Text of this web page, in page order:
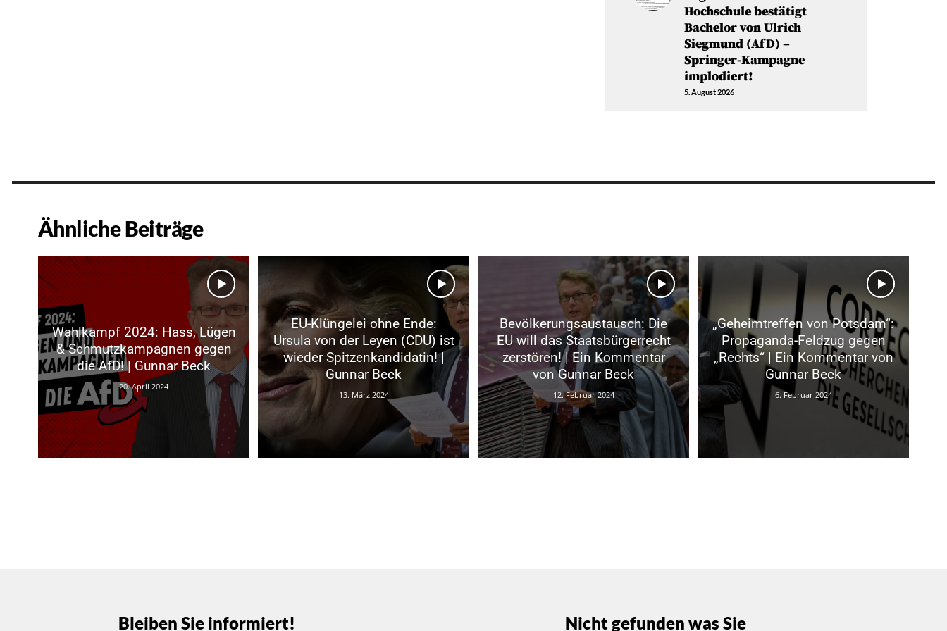
Hochschule bestätigt
Bachelor von Ulrich
Siegmund (AfD) –
Springer-Kampagne
implodiert!
5. August 2026
Ähnliche Beiträge
Wahlkampf 2024: Hass, Lügen
& Schmutzkampagnen gegen
die AfD! | Gunnar Beck
20. April 2024
EU-Klüngelei ohne Ende:
Ursula von der Leyen (CDU) ist
wieder Spitzenkandidatin! |
Gunnar Beck
13. März 2024
Bevölkerungsaustausch: Die
EU will das Staatsbürgerrecht
zerstören! | Ein Kommentar
von Gunnar Beck
12. Februar 2024
„Geheimtreffen von Potsdam“:
Propaganda-Feldzug gegen
„Rechts“ | Ein Kommentar von
Gunnar Beck
6. Februar 2024
Bleiben Sie informiert! Nicht gefunden was Sie